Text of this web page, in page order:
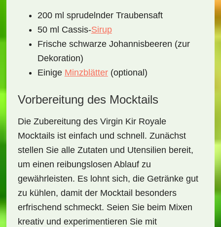
200 ml sprudelnder Traubensaft
50 ml Cassis-Sirup
Frische schwarze Johannisbeeren (zur
Dekoration)
Einige Minzblätter(optional)
Vorbereitung des Mocktails
Die Zubereitung des Virgin Kir Royale
Mocktailsist einfach und schnell. Zunächst
stellen Sie alle Zutaten und Utensilien bereit,
um einen reibungslosen Ablauf zu
gewährleisten. Es lohnt sich, die Getränke gut
zu kühlen, damit der Mocktail besonders
erfrischend schmeckt. Seien Sie beim Mixen
kreativ und experimentieren Sie mit